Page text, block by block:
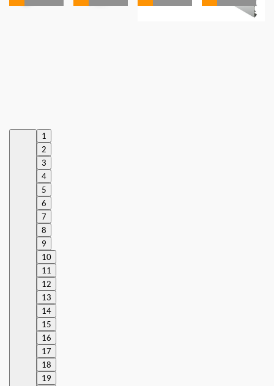
1
2
3
4
5
6
7
8
9
10
11
12
13
14
15
16
17
18
19